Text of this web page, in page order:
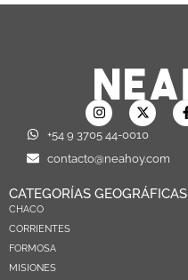
+54 9 3705 44-0010
contacto@neahoy.com
CATEGORÍAS GEOGRÁFICAS
CHACO
CORRIENTES
FORMOSA
MISIONES